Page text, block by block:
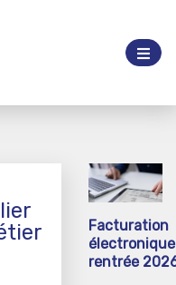
Facturation
rentrée